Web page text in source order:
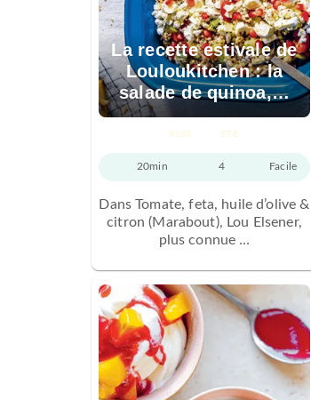
La recette estivale de
Louloukitchen : la
salade de quinoa,…
PLAT ÉTÉ
20min 4 Facile
Dans Tomate, feta, huile d’olive &
citron (Marabout), Lou Elsener,
plus connue …